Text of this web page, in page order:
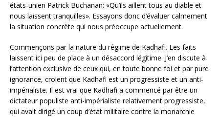
états-unien Patrick Buchanan: «Qu’ils aillent tous au diable et
nous laissent tranquilles». Essayons donc d’évaluer calmement
la situation concrète qui nous préoccupe actuellement.
Commençons par la nature du régime de Kadhafi. Les faits
laissent ici peu de place à un désaccord légitime. J’en discute à
l’attention exclusive de ceux qui, en toute bonne foi et par pure
ignorance, croient que Kadhafi est un progressiste et un anti-
impérialiste. Il est vrai que Kadhafi a commencé par être un
dictateur populiste anti-impérialiste relativement progressiste,
qui avait dirigé un coup d’état militaire contre la monarchie